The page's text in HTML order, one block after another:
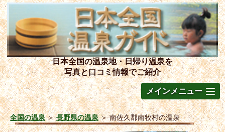
日本全国の温泉地・日帰り温泉を
写真と口コミ情報でご紹介
メインメニュー
全国の温泉＞長野県の温泉＞南佐久郡南牧村の温泉